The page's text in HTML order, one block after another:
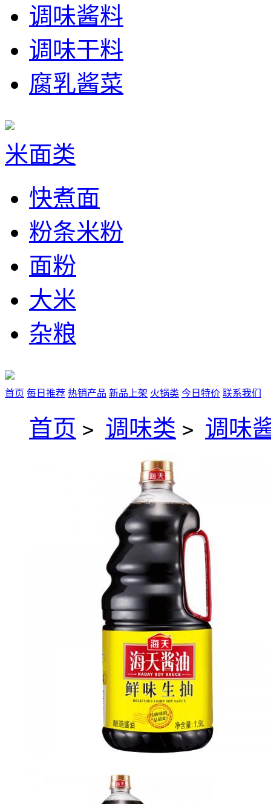
调味酱料
调味干料
腐乳酱菜
米面类
快煮面
粉条米粉
面粉
大米
杂粮
首页 每日推荐 热销产品 新品上架 火锅类 今日特价 联系我们
首页 > 调味类 > 调味